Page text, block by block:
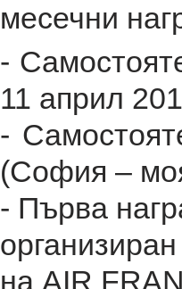
месечни
-
11 април
-
(София –
- Първа
на AIR